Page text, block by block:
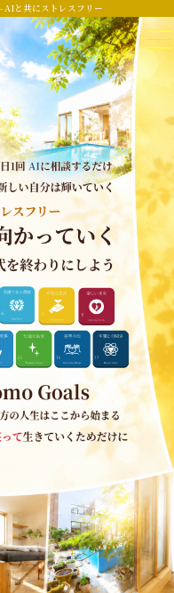
AIと共にストレスフリー